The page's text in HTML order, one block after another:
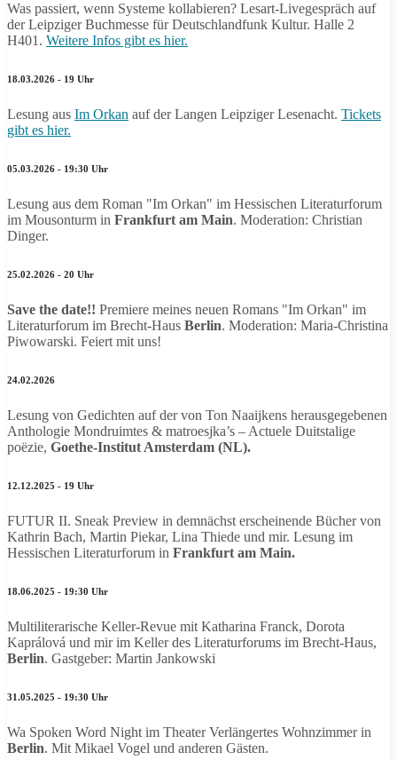
Was passiert, wenn Systeme kollabieren? Lesart-Livegespräch auf
der Leipziger Buchmesse für Deutschlandfunk Kultur. Halle 2
H401. Weitere Infos gibt es hier.
18.03.2026 - 19 Uhr
Lesung aus Im Orkan auf der Langen Leipziger Lesenacht. Tickets
gibt es hier.
05.03.2026 - 19:30 Uhr
Lesung aus dem Roman "Im Orkan" im Hessischen Literaturforum
im Mousonturm in Frankfurt am Main. Moderation: Christian
Dinger.
25.02.2026 - 20 Uhr
Save the date!! Premiere meines neuen Romans "Im Orkan" im
Literaturforum im Brecht-Haus Berlin. Moderation: Maria-Christina
Piwowarski. Feiert mit uns!
24.02.2026
Lesung von Gedichten auf der von Ton Naaijkens herausgegebenen
Anthologie Mondruimtes & matroesjka’s – Actuele Duitstalige
poëzie, Goethe-Institut Amsterdam (NL).
12.12.2025 - 19 Uhr
FUTUR II. Sneak Preview in demnächst erscheinende Bücher von
Kathrin Bach, Martin Piekar, Lina Thiede und mir. Lesung im
Hessischen Literaturforum in Frankfurt am Main.
18.06.2025 - 19:30 Uhr
Multiliterarische Keller-Revue mit Katharina Franck, Dorota
Kaprálová und mir im Keller des Literaturforums im Brecht-Haus,
Berlin. Gastgeber: Martin Jankowski
31.05.2025 - 19:30 Uhr
Wa Spoken Word Night im Theater Verlängertes Wohnzimmer in
Berlin. Mit Mikael Vogel und anderen Gästen.